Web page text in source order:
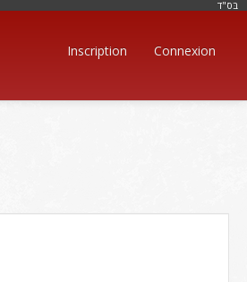
בּס"ד
Inscription Connexion